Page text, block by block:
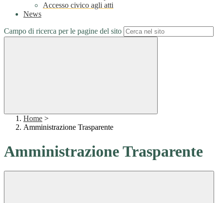
Accesso civico agli atti
News
Campo di ricerca per le pagine del sito
Home >
Amministrazione Trasparente
Amministrazione Trasparente